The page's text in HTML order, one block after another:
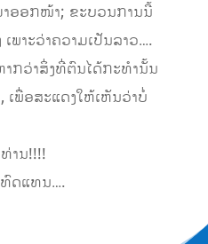
ອອກໜ້າ; ຂະບວນການນີ້
ພາະວ່າຄວາມເປັນລາວ….
ກວ່າສິ່ງທີ່ຕົນໄດ້ກະທໍານັ້ນ
ເພື່ອສະແດງໃຫ້ເຫັນວ່າບໍ່
ານ!!!!
ດແທນ….